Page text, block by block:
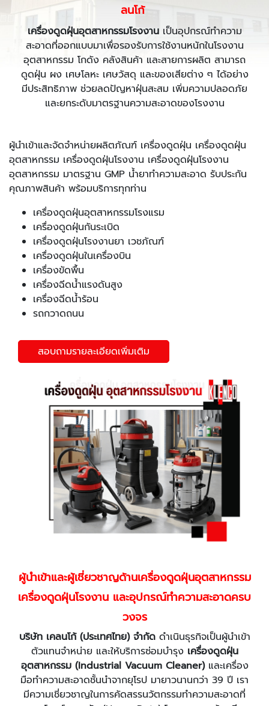
ลนโก้
เครื่องดูดฝุ่นอุตสาหกรรมโรงงานเป็นอุปกรณ์ทำความ
สะอาดที่ออกแบบมาเพื่อรองรับการใช้งานหนักในโรงงาน
อุตสาหกรรม โกดัง คลังสินค้า และสายการผลิต สามารถ
ดูดฝุ่น ผง เศษโลหะ เศษวัสดุ และของเสียต่าง ๆ ได้อย่าง
มีประสิทธิภาพ ช่วยลดปัญหาฝุ่นสะสม เพิ่มความปลอดภัย
และยกระดับมาตรฐานความสะอาดของโรงงาน
ผู้นำเข้าและจัดจำหน่ายผลิตภัณฑ์ เครื่องดูดฝุ่น เครื่องดูดฝุ่น
อุตสาหกรรม เครื่องดูดฝุ่นโรงงาน เครื่องดูดฝุ่นโรงงาน
อุตสาหกรรม มาตรฐาน GMP น้ำยาทำความสะอาด รับประกัน
คุณภาพสินค้า พร้อมบริการทุกท่าน
เครื่องดูดฝุ่นอุตสาหกรรมโรงแรม
เครื่องดูดฝุ่นกันระเบิด
เครื่องดูดฝุ่นโรงงานยา เวชภัณฑ์
เครื่องดูดฝุ่นในเครื่องบิน
เครื่องขัดพื้น
เครื่องฉีดน้ำแรงดันสูง
เครื่องฉีดน้ำร้อน
รถกวาดถนน
สอบถามรายละเอียดเพิ่มเติม
ผู้นำเข้าและผู้เชี่ยวชาญด้านเครื่องดูดฝุ่นอุตสาหกรรม
เครื่องดูดฝุ่นโรงงาน และอุปกรณ์ทำความสะอาดครบ
วงจร
บริษัท เคลนโก้ (ประเทศไทย) จำกัดดำเนินธุรกิจเป็นผู้นำเข้า
ตัวแทนจำหน่าย และให้บริการซ่อมบำรุง เครื่องดูดฝุ่น
อุตสาหกรรม (Industrial Vacuum Cleaner)และเครื่อง
มือทำความสะอาดชั้นนำจากยุโรป มายาวนานกว่า 39 ปี เรา
มีความเชี่ยวชาญในการคัดสรรนวัตกรรมทำความสะอาดที่